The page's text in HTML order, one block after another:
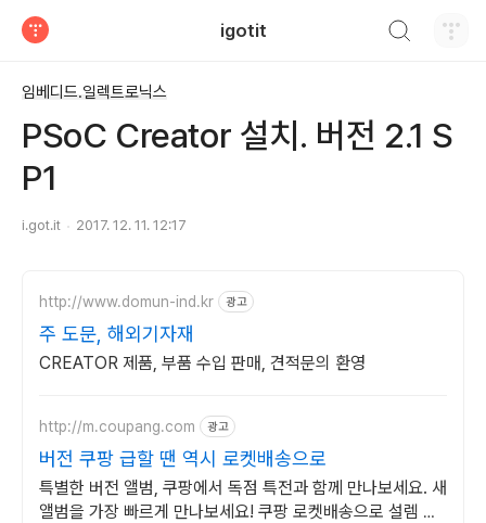
igotit
임베디드.일렉트로닉스
PSoC Creator 설치. 버전 2.1 S
P1
i.got.it 2017. 12. 11. 12:17
http://www.domun-ind.kr 광고
주 도문, 해외기자재
CREATOR 제품, 부품 수입 판매, 견적문의 환영
http://m.coupang.com 광고
버전 쿠팡 급할 땐 역시 로켓배송으로
특별한 버전 앨범, 쿠팡에서 독점 특전과 함께 만나보세요. 새
앨범을 가장 빠르게 만나보세요! 쿠팡 로켓배송으로 설렘 가